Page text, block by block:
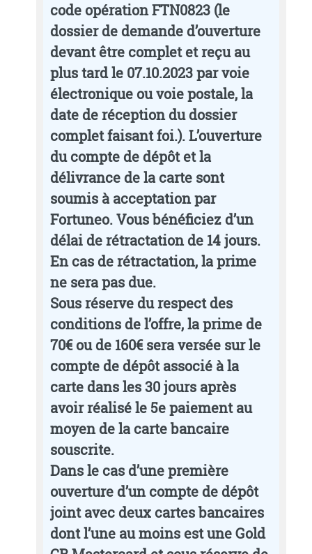
code opération FTN0823 (le
dossier de demande d’ouverture
devant être complet et reçu au
plus tard le 07.10.2023 par voie
électronique ou voie postale, la
date de réception du dossier
complet faisant foi.). L’ouverture
du compte de dépôt et la
délivrance de la carte sont
soumis à acceptation par
Fortuneo. Vous bénéficiez d’un
délai de rétractation de 14 jours.
En cas de rétractation, la prime
ne sera pas due.
Sous réserve du respect des
conditions de l’offre, la prime de
70€ ou de 160€ sera versée sur le
compte de dépôt associé à la
carte dans les 30 jours après
avoir réalisé le 5e paiement au
moyen de la carte bancaire
souscrite.
Dans le cas d’une première
ouverture d’un compte de dépôt
joint avec deux cartes bancaires
dont l’une au moins est une Gold